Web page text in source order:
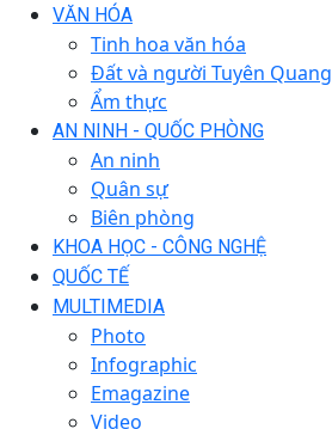
VĂN HÓA
Tinh hoa văn hóa
Đất và người Tuyên Quang
Ẩm thực
AN NINH - QUỐC PHÒNG
An ninh
Quân sự
Biên phòng
KHOA HỌC - CÔNG NGHỆ
QUỐC TẾ
MULTIMEDIA
Photo
Infographic
Emagazine
Video